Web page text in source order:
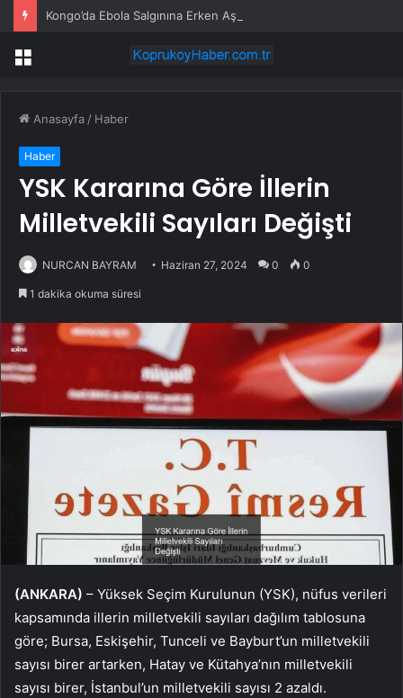
Kongo’da Ebola Salgınına Erken Aşama
Menü
Anasayfa / Haber
Haber
YSK Kararına Göre İllerin
Milletvekili Sayıları Değişti
NURCAN BAYRAM Haziran 27, 2024 0 0
1 dakika okuma süresi
(ANKARA) – Yüksek Seçim Kurulunun (YSK), nüfus verileri
kapsamında illerin milletvekili sayıları dağılım tablosuna
göre; Bursa, Eskişehir, Tunceli ve Bayburt’un milletvekili
sayısı birer artarken, Hatay ve Kütahya’nın milletvekili
sayısı birer, İstanbul’un milletvekili sayısı 2 azaldı.